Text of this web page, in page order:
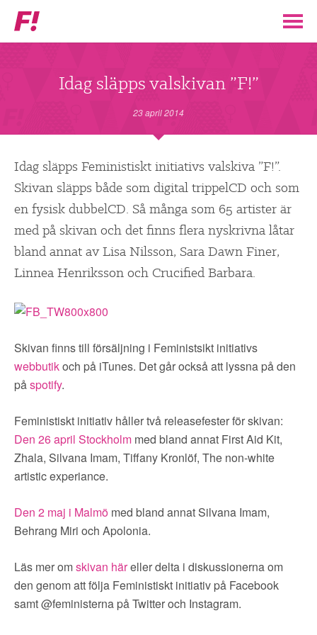
Feministiskt
initiativ
ENGAGERA DIG I F! ▼
ENAD RÖST
PARTILEDARE
OM FI
FÖR MEDLEMMAR ▼
SÖK
Idag släpps valskivan ”F!”
23 april 2014
Idag släpps Feministiskt initiativs valskiva ”F!”.
Skivan släpps både som digital trippelCD och som
en fysisk dubbelCD. Så många som 65 artister är
med på skivan och det finns flera nyskrivna låtar
bland annat av Lisa Nilsson, Sara Dawn Finer,
Linnea Henriksson och Crucified Barbara.
Skivan finns till försäljning i Feministsikt initiativs
webbutikoch på iTunes. Det går också att lyssna på den
påspotify.
Feministiskt initiativ håller två releasefester för skivan:
Den 26 april Stockholm med bland annat First Aid Kit,
Zhala, Silvana Imam, Tiffany Kronlöf, The non-white
artistic experiance.
Den 2 maj i Malmö med bland annat Silvana Imam,
Behrang Miri och Apolonia.
Läs mer omskivan häreller delta i diskussionerna om
den genom att följa Feministiskt initiativ på Facebook
samt @feministerna på Twitter och Instagram.